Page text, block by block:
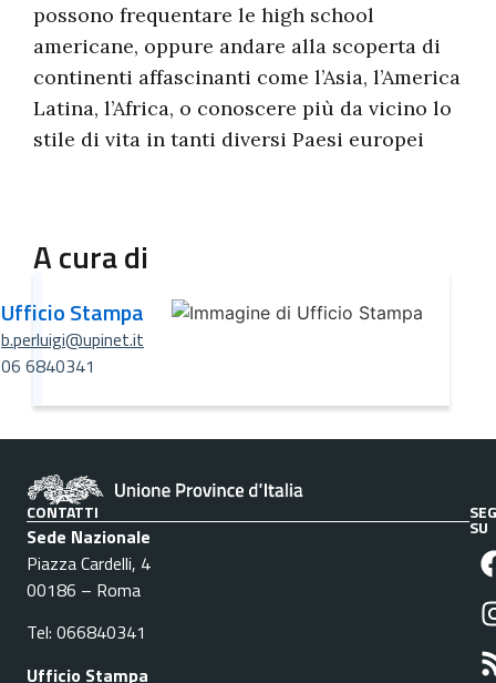
possono frequentare le high school
americane, oppure andare alla scoperta di
continenti affascinanti come l’Asia, l’America
Latina, l’Africa, o conoscere più da vicino lo
stile di vita in tanti diversi Paesi europei
A cura di
Ufficio Stampa
b.perluigi@upinet.it
06 6840341
CONTATTI
Sede Nazionale
Piazza Cardelli, 4
00186 – Roma
Tel: 066840341
Ufficio Stampa
SU